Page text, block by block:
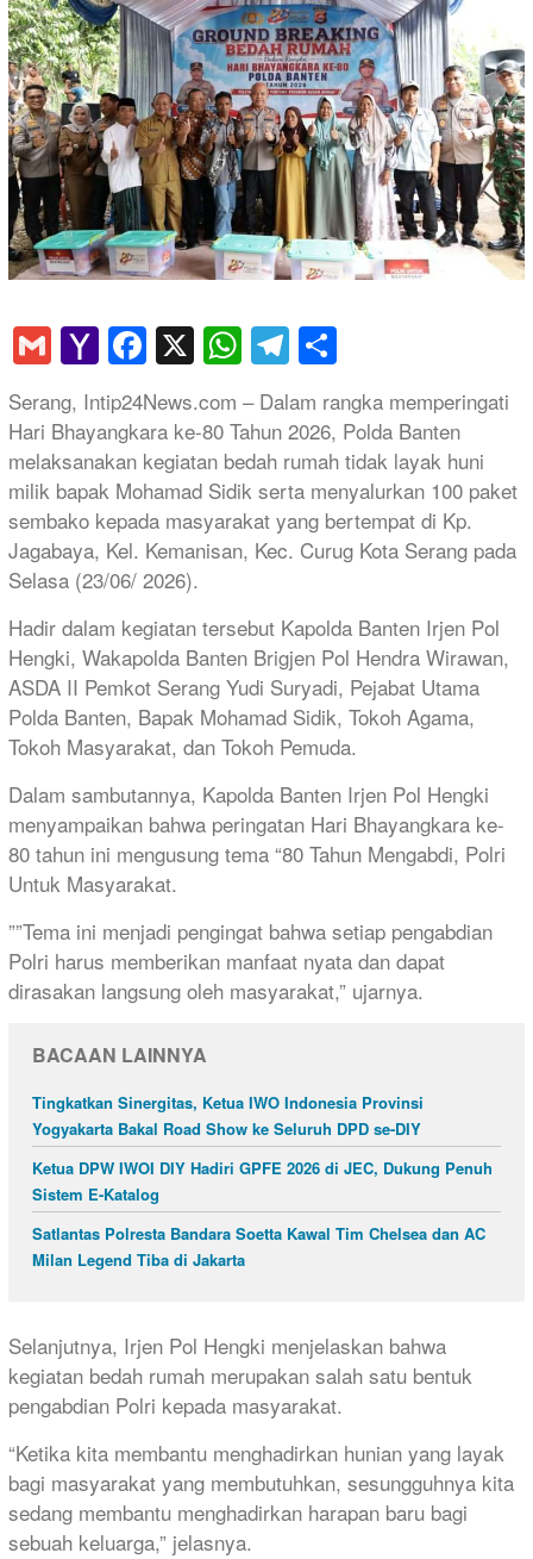
GmailYahoo
Mail
Facebook
X WhatsApp
Telegram
Serang, Intip24News.com – Dalam rangka memperingati
Hari Bhayangkara ke-80 Tahun 2026, Polda Banten
melaksanakan kegiatan bedah rumah tidak layak huni
milik bapak Mohamad Sidik serta menyalurkan 100 paket
sembako kepada masyarakat yang bertempat di Kp.
Jagabaya, Kel. Kemanisan, Kec. Curug Kota Serang pada
Selasa (23/06/ 2026).
Hadir dalam kegiatan tersebut Kapolda Banten Irjen Pol
Hengki, Wakapolda Banten Brigjen Pol Hendra Wirawan,
ASDA II Pemkot Serang Yudi Suryadi, Pejabat Utama
Polda Banten, Bapak Mohamad Sidik, Tokoh Agama,
Tokoh Masyarakat, dan Tokoh Pemuda.
Dalam sambutannya, Kapolda Banten Irjen Pol Hengki
menyampaikan bahwa peringatan Hari Bhayangkara ke-
80 tahun ini mengusung tema “80 Tahun Mengabdi, Polri
Untuk Masyarakat.
””Tema ini menjadi pengingat bahwa setiap pengabdian
Polri harus memberikan manfaat nyata dan dapat
dirasakan langsung oleh masyarakat,” ujarnya.
BACAAN LAINNYA
Tingkatkan Sinergitas, Ketua IWO Indonesia Provinsi
Yogyakarta Bakal Road Show ke Seluruh DPD se-DIY
Ketua DPW IWOI DIY Hadiri GPFE 2026 di JEC, Dukung Penuh
Sistem E-Katalog
Satlantas Polresta Bandara Soetta Kawal Tim Chelsea dan AC
Milan Legend Tiba di Jakarta
Selanjutnya, Irjen Pol Hengki menjelaskan bahwa
kegiatan bedah rumah merupakan salah satu bentuk
pengabdian Polri kepada masyarakat.
“Ketika kita membantu menghadirkan hunian yang layak
bagi masyarakat yang membutuhkan, sesungguhnya kita
sedang membantu menghadirkan harapan baru bagi
sebuah keluarga,” jelasnya.